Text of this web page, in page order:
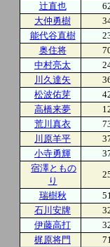
辻直也
大仲勇樹
能代谷直樹
奥住将
中村亮太
川久達矢
松波佑芽
高橋来夢
荒川真衣
川原羊平
小寺勇輝
宿澤ともの
り
瑞樹秋
石川安牌
伊藤高打
梶原将門